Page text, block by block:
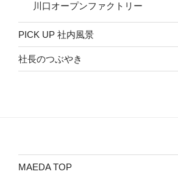
川口オープンファクトリー
PICK UP 社内風景
社長のつぶやき
MAEDA TOP